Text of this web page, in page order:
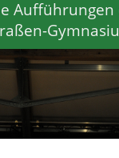
Aufführungen